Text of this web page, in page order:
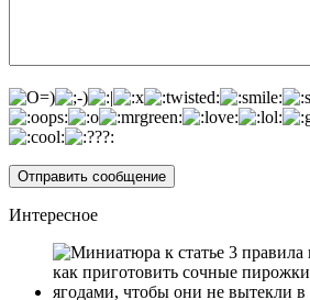
Интересное